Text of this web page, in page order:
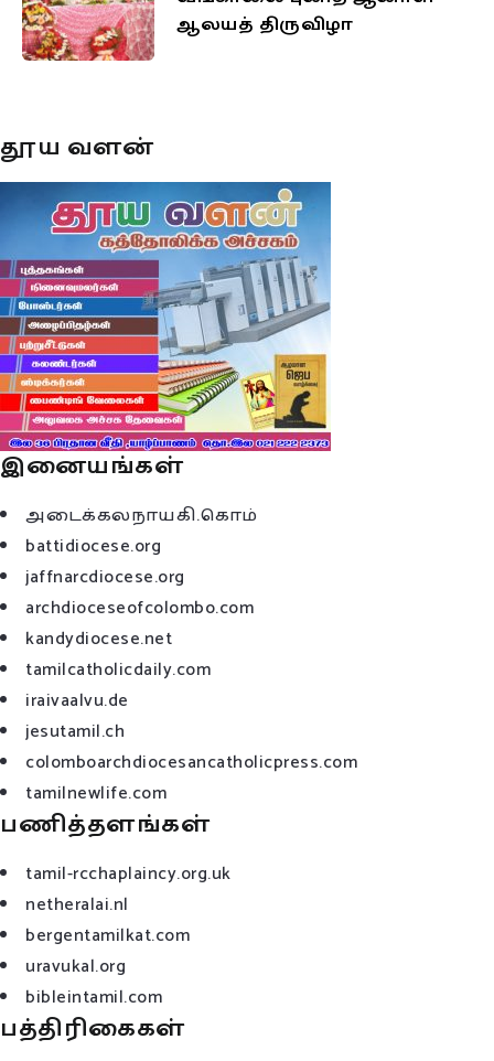
ஆலயத் திருவிழா
தூய வளன்
இனையங்கள்
அடைக்கலநாயகி.கொம்
battidiocese.org
jaffnarcdiocese.org
archdioceseofcolombo.com
kandydiocese.net
tamilcatholicdaily.com
iraivaalvu.de
jesutamil.ch
colomboarchdiocesancatholicpress.com
tamilnewlife.com
பணித்தளங்கள்
tamil-rcchaplaincy.org.uk
netheralai.nl
bergentamilkat.com
uravukal.org
bibleintamil.com
பத்திரிகைகள்